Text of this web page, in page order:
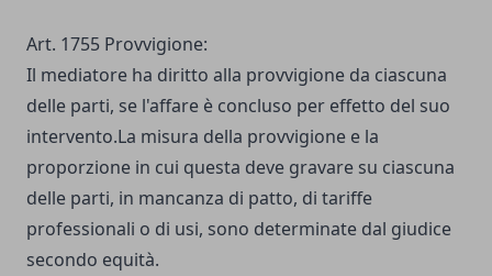
Art. 1755 Provvigione:
Il mediatore ha diritto alla provvigione da ciascuna
delle parti, se l'affare è concluso per effetto del suo
intervento.La misura della provvigione e la
proporzione in cui questa deve gravare su ciascuna
delle parti, in mancanza di patto, di tariffe
professionali o di usi, sono determinate dal giudice
secondo equità.